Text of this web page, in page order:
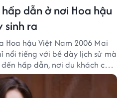
dẫn ở nơi Hoa hậu
sinh ra
Hoa hậu Việt Nam 2006 Mai
nổi tiếng với bề dày lịch sử mà
hấp dẫn, nơi du khách có
đẹp cổ kính xen lẫn nhịp